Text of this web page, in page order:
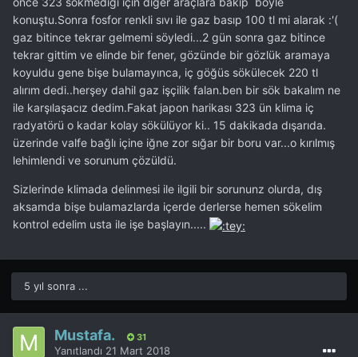
konuştu.Sonra fosfor renkli sıvı ile gaz basıp 100 tl mi alarak :'(
gaz bitince tekrar gelmemi söyledi...2 gün sonra gaz bitince
tekrar gittim ve elinde bir fener, gözünde bir gözlük aramaya
koyuldu gene bişe bulamayınca, iç göğüs sökülecek 220 tl
alırım dedi..herşey dahil gaz işçilik falan.ben bir sök bakalım ne
ile karşılaşacız dedim.Fakat japon harikası 323 ün klima iç
radyatörü o kadar kolay sökülüyor ki.. 15 dakikada dışarıda.
üzerinde valfe bağlı içine iğne zor sığar bir boru var...o kırılmış
lehimlendi ve sorunum çözüldü.
Sizlerinde klimada delinmesi ile ilgili bir sorununz olurda, dış
aksamda bişe bulamazlarda içerde derlerse hemen sökelim
kontrol edelim usta ile işe başlayın.....
5 yıl sonra ...
Mustafa. 31
Yanıtlandı 21 Mart 2018